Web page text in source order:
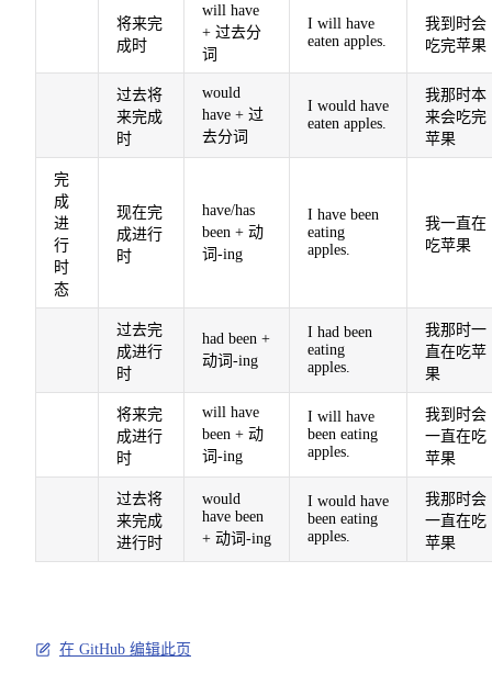
将来完
成时
will have
+ 过去分
词
I will have
eaten apples.
我到时会
吃完苹果
过去将
来完成
时
would
have + 过
去分词
I would have
eaten apples.
我那时本
来会吃完
苹果
完
成
进
行
时
态
现在完
成进行
时
have/has
been + 动
词-ing
I have been
eating
apples.
我一直在
吃苹果
过去完
成进行
时
had been +
动词-ing
I had been
eating
apples.
我那时一
直在吃苹
果
将来完
成进行
时
will have
been + 动
词-ing
I will have
been eating
apples.
我到时会
一直在吃
苹果
过去将
来完成
进行时
would
have been
+ 动词-ing
I would have
been eating
apples.
我那时会
一直在吃
苹果
在 GitHub 编辑此页